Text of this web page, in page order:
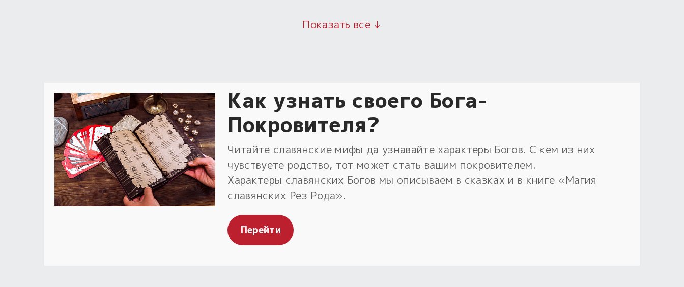
Показать все ↓
Как узнать своего Бога-
Покровителя?
Читайте славянские мифы да узнавайте характеры Богов. С кем из них
чувствуете родство, тот может стать вашим покровителем.
Характеры славянских Богов мы описываем в сказках и в книге «Магия
славянских Рез Рода».
Перейти